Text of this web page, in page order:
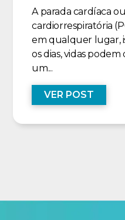
A parada cardíaca
cardiorrespiratória
em qualquer lugar,
os dias, vidas
um...
VER POST